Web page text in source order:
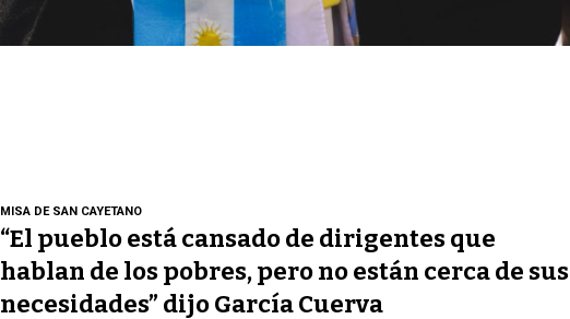
MISA DE SAN CAYETANO
“El pueblo está cansado de dirigentes que
hablan de los pobres, pero no están cerca de sus
necesidades” dijo García Cuerva